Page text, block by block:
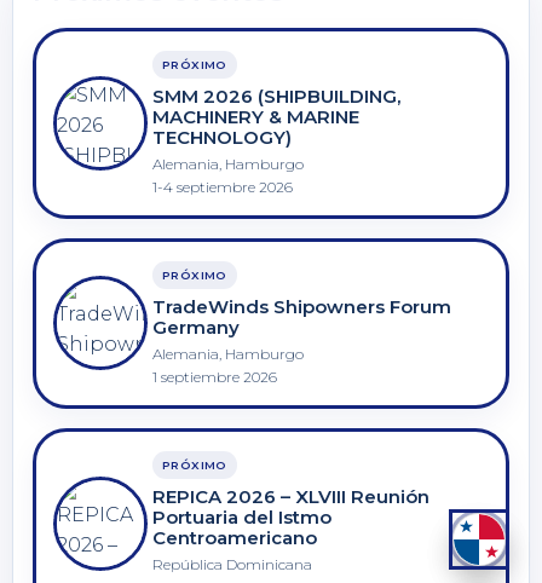
PRÓXIMO
SMM 2026 (SHIPBUILDING,
MACHINERY & MARINE
TECHNOLOGY)
Alemania, Hamburgo
1-4 septiembre 2026
PRÓXIMO
TradeWinds Shipowners Forum
Germany
Alemania, Hamburgo
1 septiembre 2026
PRÓXIMO
REPICA 2026 – XLVIII Reunión
Portuaria del Istmo
Centroamericano
República Dominicana